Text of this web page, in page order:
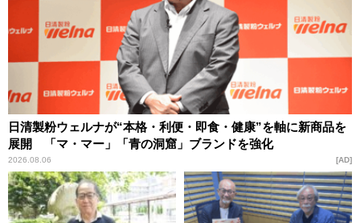
日清製粉ウェルナが“本格・利便・即食・健康”を軸に新商品を
展開 「マ・マー」「青の洞窟」ブランドを強化
2026.08.06 AD